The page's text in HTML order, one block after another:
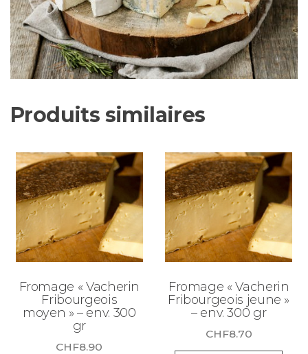
Produits similaires
Fromage « Vacherin
Fribourgeois
moyen » – env. 300
gr
CHF8.90
Fromage « Vacherin
Fribourgeois jeune »
– env. 300 gr
CHF8.70